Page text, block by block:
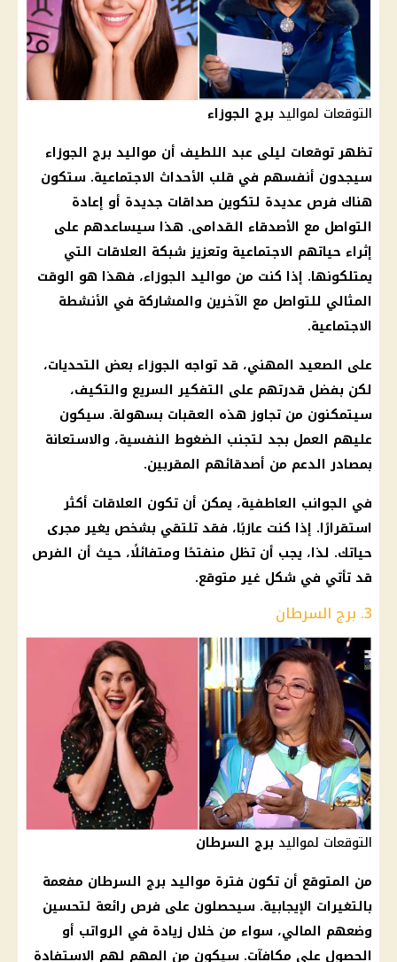
التوقعات لمواليد برج الجوزاء
تظهرتوقعات ليلى عبد اللطيف أن مواليد برج الجوزاء
سيجدون أنفسهم في قلب الأحداث الاجتماعية. ستكون
هناك فرص عديدة لتكوين صداقات جديدة أو إعادة
التواصل مع الأصدقاء القدامى. هذا سيساعدهم على
إثراء حياتهم الاجتماعية وتعزيز شبكة العلاقات التي
يمتلكونها. إذا كنت من مواليد الجوزاء، فهذا هو الوقت
المثالي للتواصل مع الآخرين والمشاركة في الأنشطة
الاجتماعية.
على الصعيد المهني، قد تواجه الجوزاء بعض التحديات،
لكن بفضل قدرتهم على التفكير السريع والتكيف،
سيتمكنون من تجاوز هذه العقبات بسهولة. سيكون
عليهم العمل بجد لتجنب الضغوط النفسية، والاستعانة
بمصادرالدعم من أصدقائهم المقربين.
في الجوانب العاطفية، يمكن أن تكون العلاقات أكثر
استقرارًا. إذا كنت عازبًا، فقد تلتقي بشخص يغير مجرى
حياتك. لذا، يجب أن تظل منفتحًا ومتفائلًا، حيث أن الفرص
قد تأتي في شكل غير متوقع.
3. برج السرطان
التوقعات لمواليد برج السرطان
من المتوقع أن تكون فترة مواليد برج السرطان مفعمة
بالتغيرات الإيجابية. سيحصلون على فرص رائعة لتحسين
وضعهم المالي، سواء من خلال زيادة في الرواتب أو
الحصول على مكافآت. سيكون من المهم لهم الاستفادة